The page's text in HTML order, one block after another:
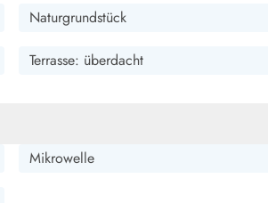
Naturgrundstück
Terrasse: überdacht
Mikrowelle